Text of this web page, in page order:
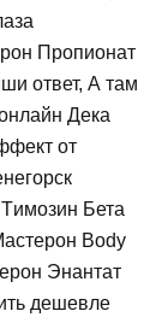
Пропионат
ответ, А там
Дека
от
Бета
Body
Энантат
дешевле